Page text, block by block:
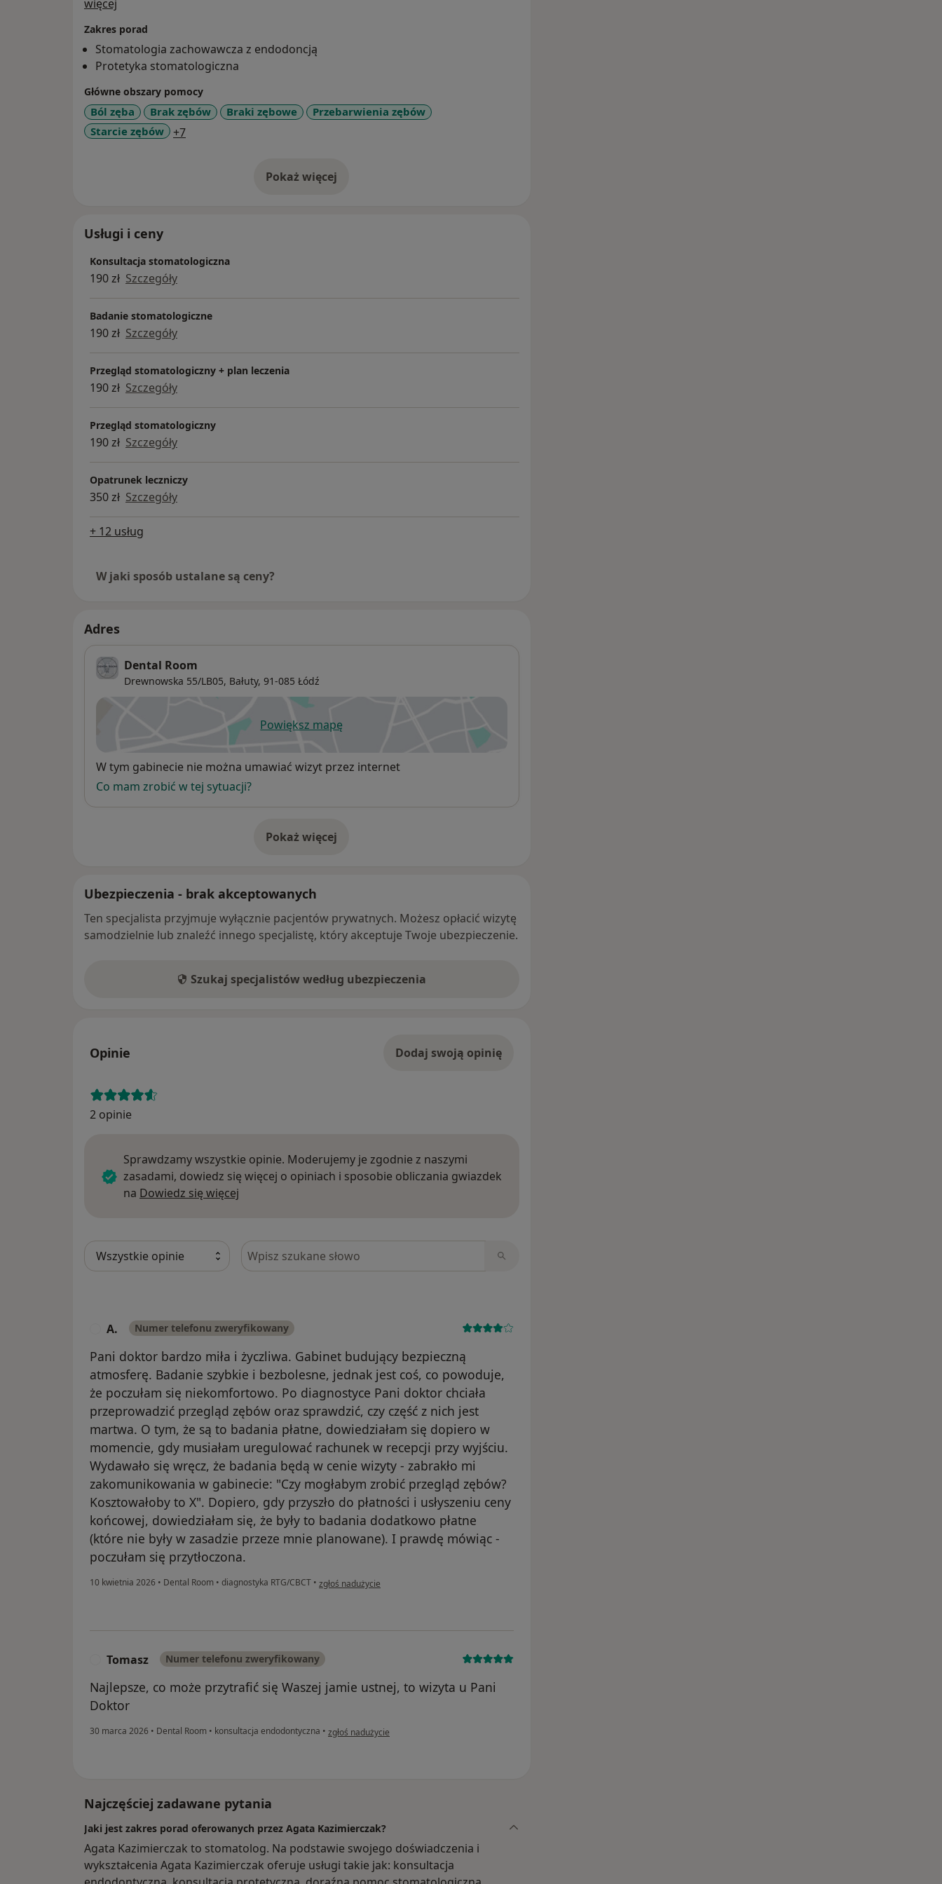
więcej
Zakres porad
Stomatologia zachowawcza z endodoncją
Protetyka stomatologiczna
Główne obszary pomocy
Ból zęba Brak zębów Braki zębowe
Przebarwienia zębów
Starcie zębów
+7a11y_sr_more_diseases
Pokaż więcejo doświadczeniu
Usługi i ceny
Konsultacja stomatologiczna
190 zł Szczegóły
Badanie stomatologiczne
190 zł Szczegóły
Przegląd stomatologiczny + plan leczenia
190 zł Szczegóły
Przegląd stomatologiczny
190 zł Szczegóły
Opatrunek leczniczy
350 zł Szczegóły
+ 12 usług
W jaki sposób ustalane są ceny?
Adres
Dental Room
Drewnowska 55/LB05, Bałuty, 91-085 Łódź
Powiększ mapęotwiera się w nowej karcie
Dostępność
W tym gabinecie nie można umawiać wizyt przez internet
Co mam zrobić w tej sytuacji?
Pokaż więcej
o adresie
Ubezpieczenia - brak akceptowanych
Ten specjalista przyjmuje wyłącznie pacjentów prywatnych. Możesz opłacić wizytę
samodzielnie lub znaleźć innego specjalistę, który akceptuje Twoje ubezpieczenie.
Szukaj specjalistów według ubezpieczenia
Opinie Dodaj swoją opinię
2 opinie
Sprawdzamy wszystkie opinie. Moderujemy je zgodnie z naszymi
zasadami, dowiedz się więcej o opiniach i sposobie obliczania gwiazdek
na Dowiedz się więcej
Szukaj w opiniach
A. Numer telefonu zweryfikowany
Pani doktor bardzo miła i życzliwa. Gabinet budujący bezpieczną
atmosferę. Badanie szybkie i bezbolesne, jednak jest coś, co powoduje,
że poczułam się niekomfortowo. Po diagnostyce Pani doktor chciała
przeprowadzić przegląd zębów oraz sprawdzić, czy część z nich jest
martwa. O tym, że są to badania płatne, dowiedziałam się dopiero w
momencie, gdy musiałam uregulować rachunek w recepcji przy wyjściu.
Wydawało się wręcz, że badania będą w cenie wizyty - zabrakło mi
zakomunikowania w gabinecie: "Czy mogłabym zrobić przegląd zębów?
Kosztowałoby to X". Dopiero, gdy przyszło do płatności i usłyszeniu ceny
końcowej, dowiedziałam się, że były to badania dodatkowo płatne
(które nie były w zasadzie przeze mnie planowane). I prawdę mówiąc -
poczułam się przytłoczona.
10 kwietnia 2026 • Dental Room • diagnostyka RTG/CBCT • w opinii użytkownika A.
zgłoś nadużycie
Tomasz Numer telefonu zweryfikowany
Najlepsze, co może przytrafić się Waszej jamie ustnej, to wizyta u Pani
Doktor
30 marca 2026 • Dental Room • konsultacja endodontyczna • w opinii użytkownika Tomasz
zgłoś nadużycie
Najczęściej zadawane pytania
Jaki jest zakres porad oferowanych przez Agata Kazimierczak?
Agata Kazimierczak to stomatolog. Na podstawie swojego doświadczenia i
wykształcenia Agata Kazimierczak oferuje usługi takie jak: konsultacja